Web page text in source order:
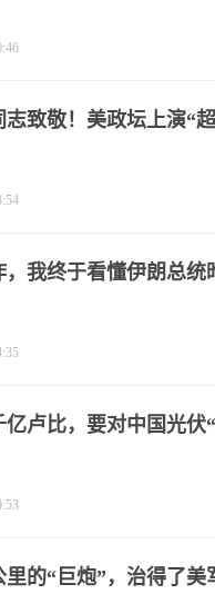
志致敬！美政坛上演“
，我终于看懂伊朗总统
卢比，要对中国光伏“
里的“巨炮”，治得了美